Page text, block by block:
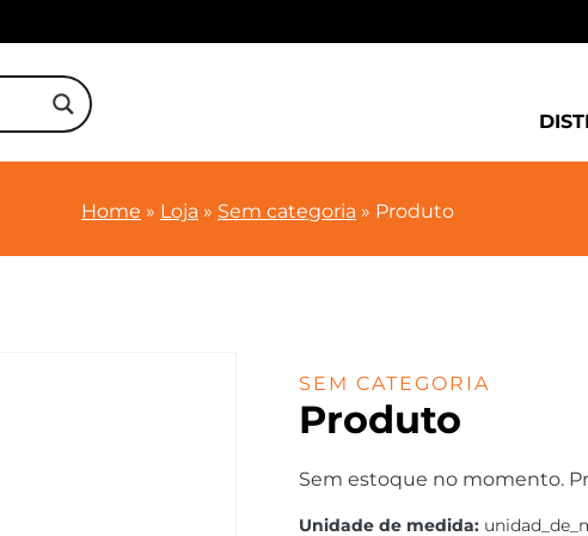
Home » Loja » Sem categoria » Produto
SEM CATEGORIA
Produto
Sem estoque no momento.
Unidade de medida: